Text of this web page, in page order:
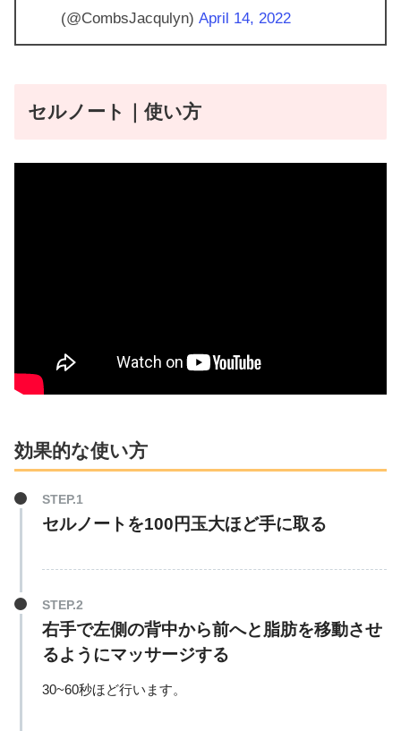
(@CombsJacqulyn) April 14, 2022
セルノート｜使い方
効果的な使い方
セルノートを100円玉大ほど手に取る
右手で左側の背中から前へと脂肪を移動させ
るようにマッサージする
30~60秒ほど行います。